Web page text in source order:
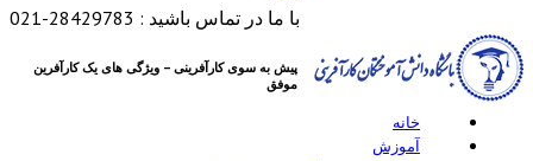
با ما در تماس باشید : 28429783-021
پیش به سوی کارآفرینی – ویژگی های یک کارآفرین
موفق